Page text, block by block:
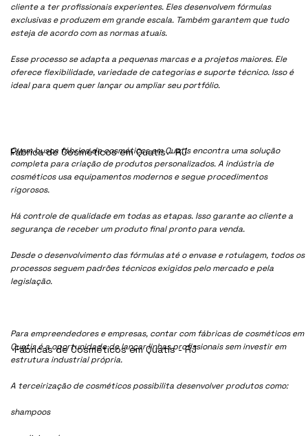
cliente a ter profissionais experientes. Eles desenvolvem fórmulas
exclusivas e produzem em grande escala. Também garantem que tudo
esteja de acordo com as normas atuais.
Esse processo se adapta a pequenas marcas e a projetos maiores. Ele
oferece flexibilidade, variedade de categorias e suporte técnico. Isso é
ideal para quem quer lançar ou ampliar seu portfólio.
Quem busca fábrica de cosméticos em Quatis encontra uma solução
completa para criação de produtos personalizados. A indústria de
cosméticos usa equipamentos modernos e segue procedimentos
rigorosos.
Há controle de qualidade em todas as etapas. Isso garante ao cliente a
segurança de receber um produto final pronto para venda.
Desde o desenvolvimento das fórmulas até o envase e rotulagem, todos os
processos seguem padrões técnicos exigidos pelo mercado e pela
legislação.
Para empreendedores e empresas, contar com fábricas de cosméticos em
Quatis é a oportunidade de lançar linhas profissionais sem investir em
estrutura industrial própria.
A terceirização de cosméticos possibilita desenvolver produtos como:
shampoos
Fábrica de Cosméticos em Quatis - RJ
Fábricas de Cosméticos em Quatis - RJ